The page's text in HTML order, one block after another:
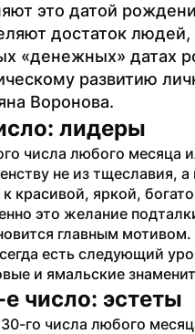
это датой
достаток
«денежных» датах
развитию
Воронова.
лидеры
числа любого месяца
не из тщеславия,
красивой, яркой,
это желание
главным
есть следующий
и ямальские
число: эстеты
го числа любого